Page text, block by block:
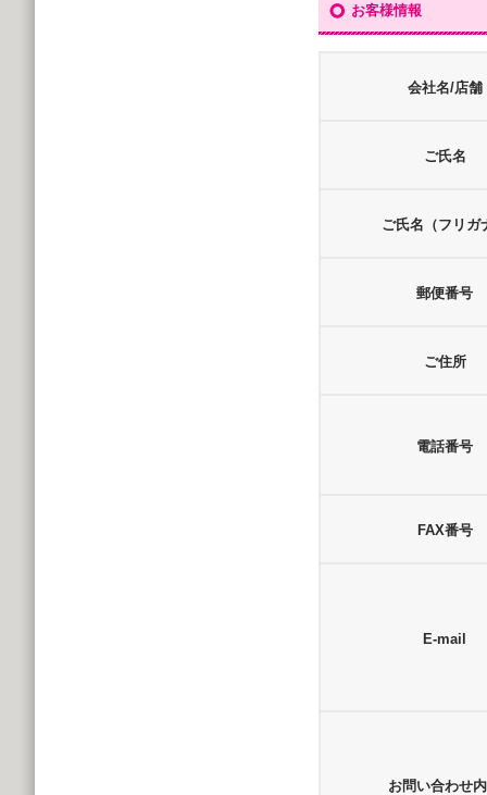
お客様情報
会社名/店舗
ご氏名
ご氏名（フリガ
郵便番号
ご住所
電話番号
FAX番号
E-mail
お問い合わせ